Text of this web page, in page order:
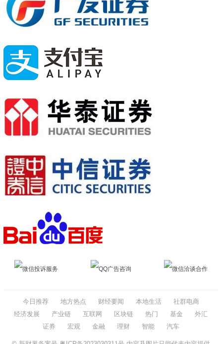
微信投诉服务 QQ广告咨询 微信洽谈合作
今日推荐 地方热点 财经要闻 本地生活
社群电商
经济发展
产业链 互联网 区块链 热门 基金
外汇
证券
宏观 金融 理财 智能 汽车